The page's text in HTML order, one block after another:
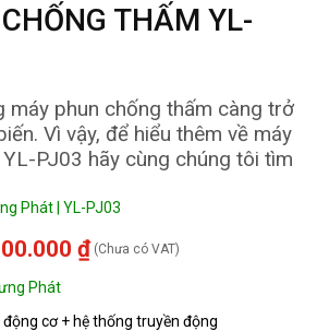
THẤM YL-
máy phun chống thấm càng trở
Vì vậy, để hiểu thêm về máy
PJ03 hãy cùng chúng tôi tìm
Phát | YL-PJ03
₫ (Chưa có VAT)
Phát
động cơ + hệ thống truyền động